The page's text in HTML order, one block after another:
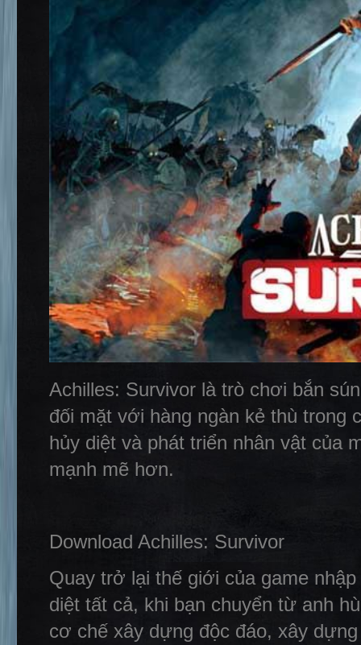
Achilles: Survivor là trò chơi bắn
đối mặt với hàng ngàn kẻ thù trong
hủy diệt và phát triển nhân vật của
mạnh mẽ hơn.
Download Achilles: Survivor
Quay trở lại thế giới của game
diệt tất cả, khi bạn chuyển từ anh
cơ chế xây dựng độc đáo, xây